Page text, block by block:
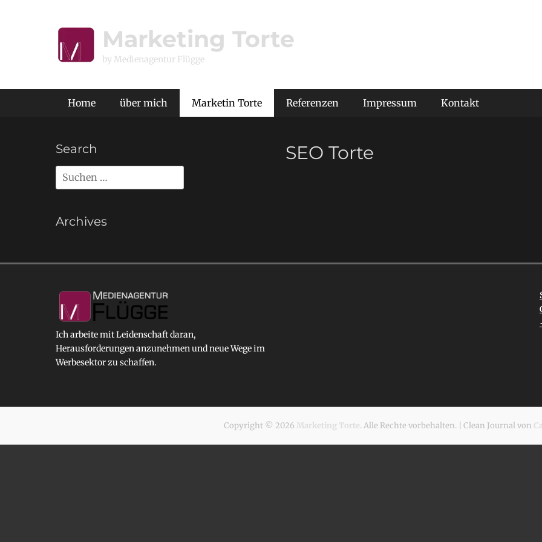
Marketing Torte
by Medienagentur Flügge
Primäres Menü
Home über mich Marketin Torte Referenzen Impressum Kontakt
SEO Torte
Search
Suche
nach:
Archives
Ich arbeite mit Leidenschaft daran,
Herausforderungen anzunehmen und neue Wege im
Werbesektor zu schaffen.
Copyright © 2026 Marketing Torte. Alle Rechte vorbehalten. | Clean Journal von